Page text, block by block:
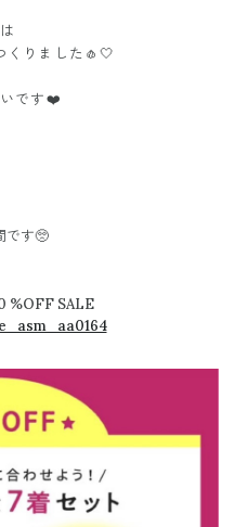
くりました🧄🤍
です❤️
です🥺
%OFF SALE